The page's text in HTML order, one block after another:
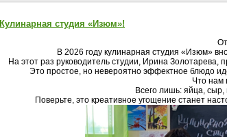
Кулинарная студия «Изюм»!
В 2026 году кулинарная студия «Изюм»
На этот раз руководитель студии, Ирина
Это простое, но невероятно эффектное блюдо
Что нам
Всего лишь: яйца, сыр,
Поверьте, это креативное угощение станет